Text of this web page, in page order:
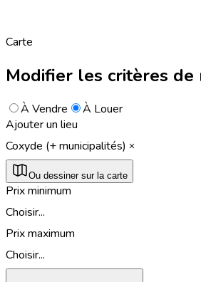
Carte
Modifier les critères de
À Vendre
À Louer
Ajouter un lieu
Coxyde (+ municipalités)
Ou dessiner sur la carte
Prix minimum
Choisir...
Prix maximum
Choisir...